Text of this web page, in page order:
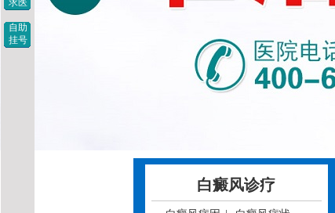
白癜风诊疗
求医
自助
挂号